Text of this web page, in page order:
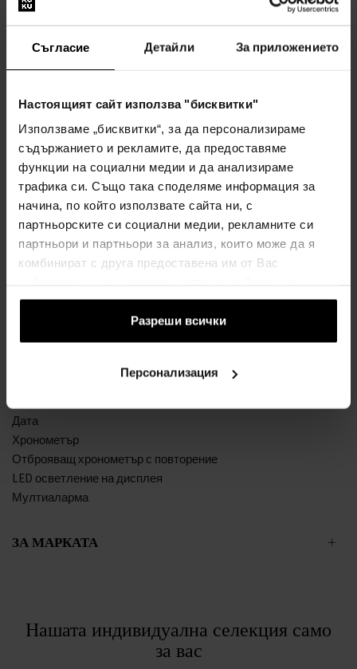
Съгласие Детайли За приложението
Настоящият сайт използва "бисквитки"
Използваме „бисквитки“, за да персонализираме
съдържанието и рекламите, да предоставяме
функции на социални медии и да анализираме
трафика си. Също така споделяме информация за
начина, по който използвате сайта ни, с
партньорските си социални медии, рекламните си
партньори и партньори за анализ, които може да я
комбинират с друга предоставена им от Вас
ползването от Ваша страна на услугите им.
Разреши всички
Персонализация
Гарантираме 100% оригиналност и безплатна подмяна на
батерията в рамките на 6 месеца. Ние заставаме зад
продуктите в нашата оферта.
Така че не се колебайте да изпъстрите стила си с ръчния
часовникCasio GM-5600U-1ER - Мъжки часовник.
Мъжки ръчен часовник
Захранване от батерия
Механизъм 3525
Диаметър на корпуса 42,8 мм
Корпус с форма на осмоъгълник
Комбиниран корпус стомана-пластмаса
Сребрист цвят на корпуса
Дигитален циферблат
Черен цвят на циферблата
Материал на стъклото - минерално стъкло
Дата
Хронометър
Отброяващ хронометър с повторение
LED осветление на дисплея
Мултиаларма
ЗА МАРКАТА
Нашата индивидуална селекция само
за вас